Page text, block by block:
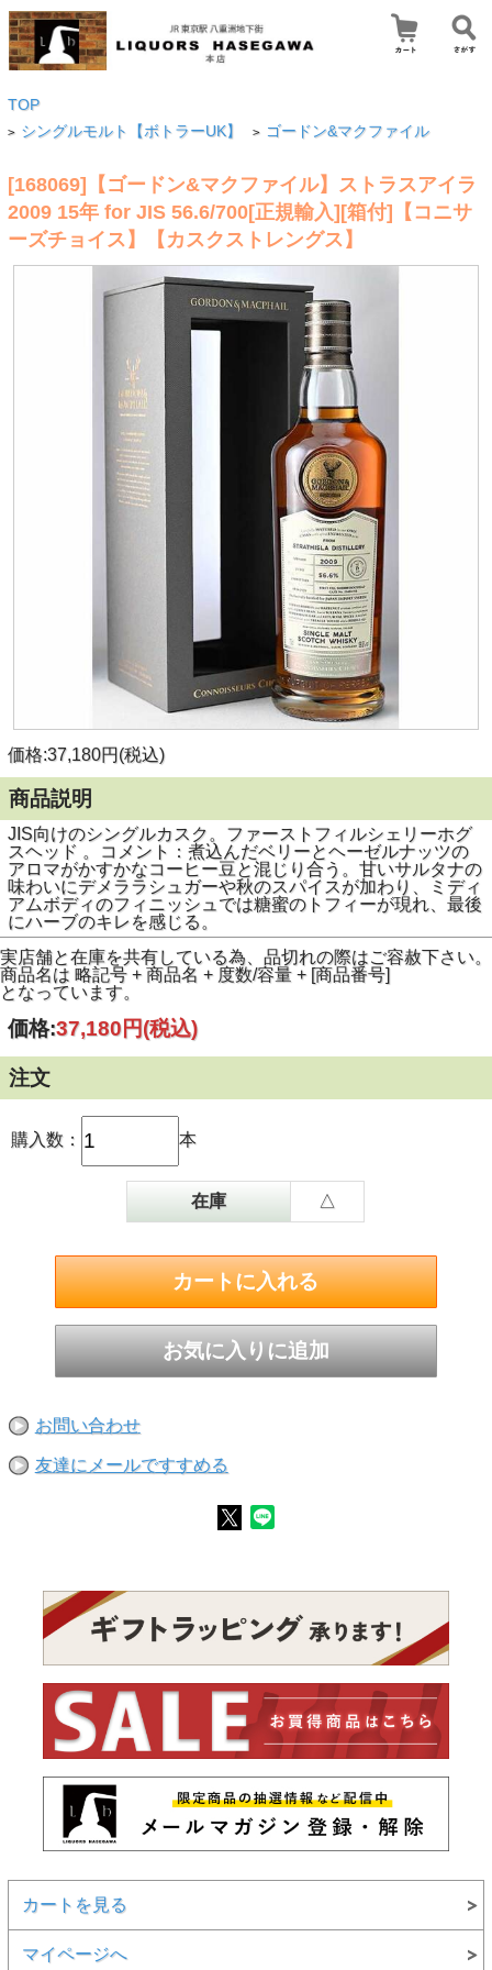
TOP
> シングルモルト【ボトラーUK】 > ゴードン&マクファイル
[168069]【ゴードン&マクファイル】ストラスアイラ
2009 15年 for JIS 56.6/700[正規輸入][箱付]【コニサ
ーズチョイス】【カスクストレングス】
価格:37,180円(税込)
商品説明
JIS向けのシングルカスク。ファーストフィルシェリーホグ
スヘッド 。コメント：煮込んだベリーとヘーゼルナッツの
アロマがかすかなコーヒー豆と混じり合う。甘いサルタナの
味わいにデメララシュガーや秋のスパイスが加わり、ミディ
アムボディのフィニッシュでは糖蜜のトフィーが現れ、最後
にハーブのキレを感じる。
実店舗と在庫を共有している為、品切れの際はご容赦下さい。
商品名は 略記号 + 商品名 + 度数/容量 + [商品番号]
となっています。
価格:37,180円(税込)
注文
購入数： 本
在庫 △
お問い合わせ
友達にメールですすめる
カートを見る
マイページへ